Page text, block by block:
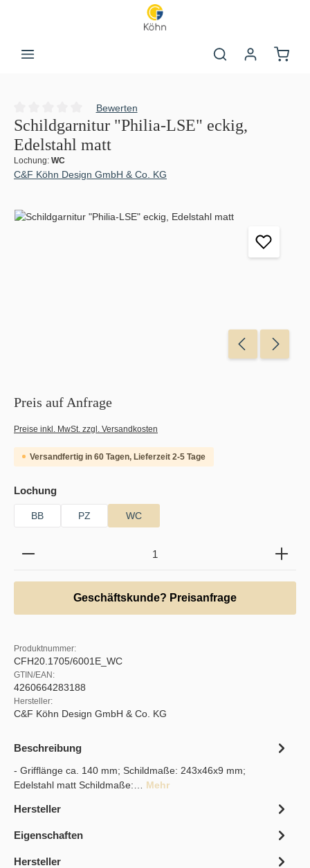
Durchschnittliche Bewertung von 0 von 5 Sternen
Bewerten
Schildgarnitur "Philia-LSE" eckig,
Edelstahl matt
Lochung: WC
C&F Köhn Design GmbH & Co. KG
Bildergalerie überspringen
Preis auf Anfrage
Preise inkl. MwSt. zzgl. Versandkosten
Versandfertig in 60 Tagen, Lieferzeit 2-5 Tage
Lochungauswählen
BB PZ WC
Produkt Anzahl: Gib den gewünschten Wert ein
Geschäftskunde? Preisanfrage
Produktnummer:
CFH20.1705/6001E_WC
GTIN/EAN:
4260664283188
Hersteller:
C&F Köhn Design GmbH & Co. KG
Beschreibung
- Grifflänge ca. 140 mm; Schildmaße: 243x46x9 mm;
Edelstahl matt Schildmaße:… Mehr
Hersteller
Eigenschaften
Hersteller